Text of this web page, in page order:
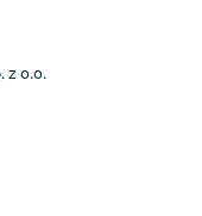
z o.o.